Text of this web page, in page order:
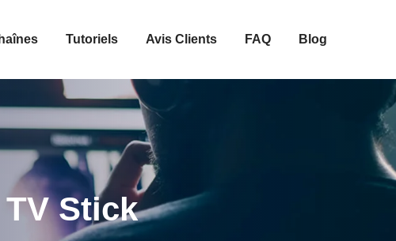
Tutoriels Avis Clients FAQ Blog
Stick